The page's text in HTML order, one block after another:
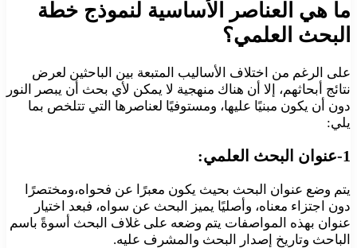
ما هي العناصر الأساسية لنموذج خطة
البحث العلمي؟
على الرغم من اختلاف الأساليب المتبعة بين الباحثين لعرض
نتائج أبحاثهم، إلا أن هناك منهجية لا يمكن لأي بحث أن يبصر النور
دون أن يكون مبنيًا عليها، ومستوفيًا لعناصرها التي تتلخص بما
يلي:
1-عنوان البحث العلمي:
يتم وضع عنوان البحث بحيث يكون معبرًا عن فحواه،ومختصرًا
دون اجتزاء معناه، وأصليًا يميز البحث عن سواه، فبعد اختيار
عنوان بهذه المواصفات يتم وضعه على غلاف البحث أسوةً باسم
الباحث وتاريخ إصدار البحث والمشرف عليه.